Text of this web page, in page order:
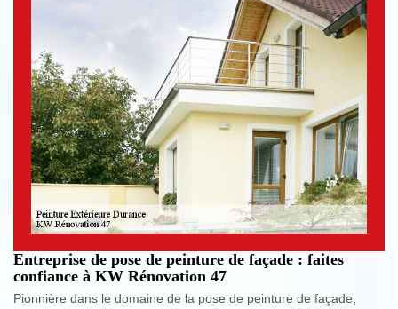
Entreprise de pose de peinture de façade : faites
confiance à KW Rénovation 47
Pionnière dans le domaine de la pose de peinture de façade,